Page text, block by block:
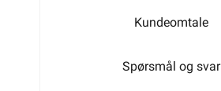
Kundeomtale
Spørsmål og svar